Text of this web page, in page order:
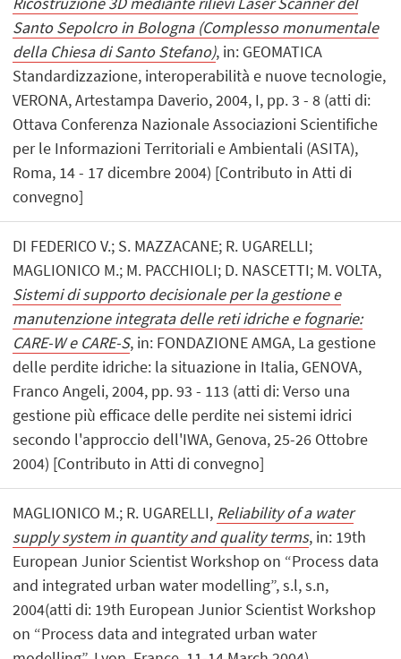
Santo Sepolcro in Bologna (Complesso monumentale
della Chiesa di Santo Stefano), in: GEOMATICA
Standardizzazione, interoperabilità e nuove tecnologie,
VERONA, Artestampa Daverio, 2004, I, pp. 3 - 8 (atti di:
Ottava Conferenza Nazionale Associazioni Scientifiche
per le Informazioni Territoriali e Ambientali (ASITA),
Roma, 14 - 17 dicembre 2004) [Contributo in Atti di
convegno]
DI FEDERICO V.; S. MAZZACANE; R. UGARELLI;
MAGLIONICO M.; M. PACCHIOLI; D. NASCETTI; M. VOLTA,
Sistemi di supporto decisionale per la gestione e
manutenzione integrata delle reti idriche e fognarie:
CARE-W e CARE-S, in: FONDAZIONE AMGA, La gestione
delle perdite idriche: la situazione in Italia, GENOVA,
Franco Angeli, 2004, pp. 93 - 113 (atti di: Verso una
gestione più efficace delle perdite nei sistemi idrici
secondo l'approccio dell'IWA, Genova, 25-26 Ottobre
2004) [Contributo in Atti di convegno]
MAGLIONICO M.; R. UGARELLI, Reliability of a water
supply system in quantity and quality terms, in: 19th
European Junior Scientist Workshop on “Process data
and integrated urban water modelling”, s.l, s.n,
2004(atti di: 19th European Junior Scientist Workshop
on “Process data and integrated urban water